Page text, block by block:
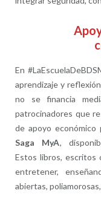
En
aprendizaje y
no se financia
patrocinadores que
de apoyo
Saga MyA,
Estos libros, escritos
entretener,
abiertas,